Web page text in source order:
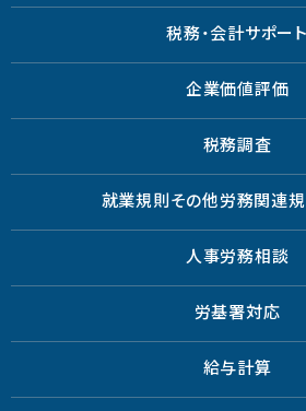
税務・会計サポート
企業価値評価
税務調査
就業規則その他労務関連
人事労務相談
労基署対応
給与計算